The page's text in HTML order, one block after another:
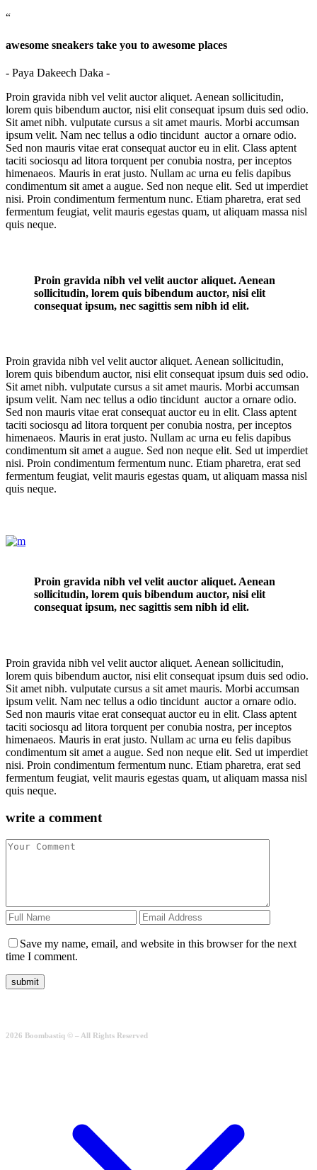
“
awesome sneakers take you to awesome places
- Paya Dakeech Daka -
Proin gravida nibh vel velit auctor aliquet. Aenean sollicitudin,
lorem quis bibendum auctor, nisi elit consequat ipsum duis sed odio.
Sit amet nibh. vulputate cursus a sit amet mauris. Morbi accumsan
ipsum velit. Nam nec tellus a odio tincidunt auctor a ornare odio.
Sed non mauris vitae erat consequat auctor eu in elit. Class aptent
taciti sociosqu ad litora torquent per conubia nostra, per inceptos
himenaeos. Mauris in erat justo. Nullam ac urna eu felis dapibus
condimentum sit amet a augue. Sed non neque elit. Sed ut imperdiet
nisi. Proin condimentum fermentum nunc. Etiam pharetra, erat sed
fermentum feugiat, velit mauris egestas quam, ut aliquam massa nisl
quis neque.
Proin gravida nibh vel velit auctor aliquet. Aenean
sollicitudin, lorem quis bibendum auctor, nisi elit
consequat ipsum, nec sagittis sem nibh id elit.
Proin gravida nibh vel velit auctor aliquet. Aenean sollicitudin,
lorem quis bibendum auctor, nisi elit consequat ipsum duis sed odio.
Sit amet nibh. vulputate cursus a sit amet mauris. Morbi accumsan
ipsum velit. Nam nec tellus a odio tincidunt auctor a ornare odio.
Sed non mauris vitae erat consequat auctor eu in elit. Class aptent
taciti sociosqu ad litora torquent per conubia nostra, per inceptos
himenaeos. Mauris in erat justo. Nullam ac urna eu felis dapibus
condimentum sit amet a augue. Sed non neque elit. Sed ut imperdiet
nisi. Proin condimentum fermentum nunc. Etiam pharetra, erat sed
fermentum feugiat, velit mauris egestas quam, ut aliquam massa nisl
quis neque.
Proin gravida nibh vel velit auctor aliquet. Aenean
sollicitudin, lorem quis bibendum auctor, nisi elit
consequat ipsum, nec sagittis sem nibh id elit.
Proin gravida nibh vel velit auctor aliquet. Aenean sollicitudin,
lorem quis bibendum auctor, nisi elit consequat ipsum duis sed odio.
Sit amet nibh. vulputate cursus a sit amet mauris. Morbi accumsan
ipsum velit. Nam nec tellus a odio tincidunt auctor a ornare odio.
Sed non mauris vitae erat consequat auctor eu in elit. Class aptent
taciti sociosqu ad litora torquent per conubia nostra, per inceptos
himenaeos. Mauris in erat justo. Nullam ac urna eu felis dapibus
condimentum sit amet a augue. Sed non neque elit. Sed ut imperdiet
nisi. Proin condimentum fermentum nunc. Etiam pharetra, erat sed
fermentum feugiat, velit mauris egestas quam, ut aliquam massa nisl
quis neque.
write a comment
Save my name, email, and website in this browser for the next
time I comment.
2026 Boombastiq © – All Rights Reserved